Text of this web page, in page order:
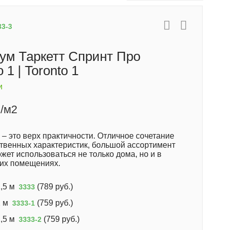
3
Таркетт Спринт Про
1 | Toronto 1
/м2
это верх практичности. Отличное сочетание
характеристик, большой ассортимент
использоваться не только дома, но и в
помещениях.
м 3333 (789 руб.)
м 3333-1 (759 руб.)
м 3333-2 (759 руб.)